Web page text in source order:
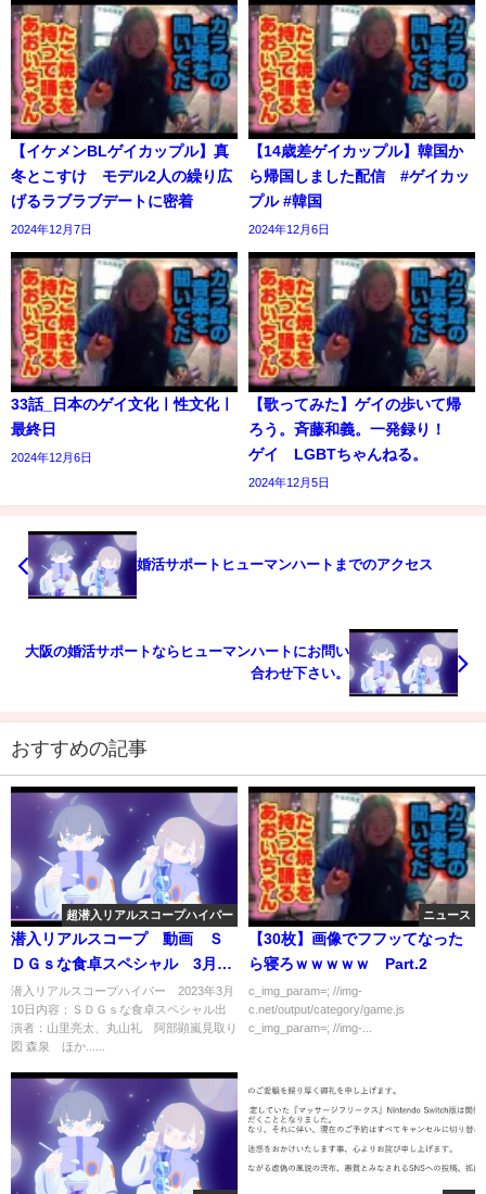
【イケメンBLゲイカップル】真
冬とこすけ モデル2人の繰り広
げるラブラブデートに密着
2024年12月7日
【14歳差ゲイカップル】韓国か
ら帰国しました配信 #ゲイカッ
プル #韓国
2024年12月6日
33話_日本のゲイ文化ㅣ性文化ㅣ
最終日
2024年12月6日
【歌ってみた】ゲイの歩いて帰
ろう。斉藤和義。一発録り！
ゲイ LGBTちゃんねる。
2024年12月5日
婚活サポートヒューマンハートまでのアクセス
大阪の婚活サポートならヒューマンハートにお問い
合わせ下さい。
おすすめの記事
超潜入リアルスコープハイパー
潜入リアルスコープ 動画 Ｓ
ＤＧｓな食卓スペシャル 3月10
日
潜入リアルスコープハイパー 2023年3月
10日内容：ＳＤＧｓな食卓スペシャル出
演者：山里亮太、丸山礼 阿部顕嵐見取り
図 森泉 ほか......
ニュース
【30枚】画像でフフッてなった
ら寝ろｗｗｗｗｗ Part.2
c_img_param=; //img-
c.net/output/category/game.js
c_img_param=; //img-...